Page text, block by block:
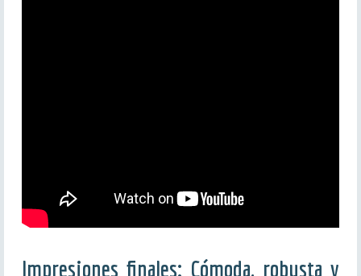
Impresiones finales: Cómoda, robusta y